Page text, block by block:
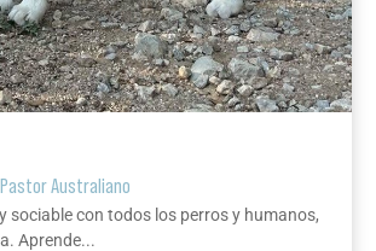
Pastor Australiano
sociable con todos los perros y humanos,
Aprende...